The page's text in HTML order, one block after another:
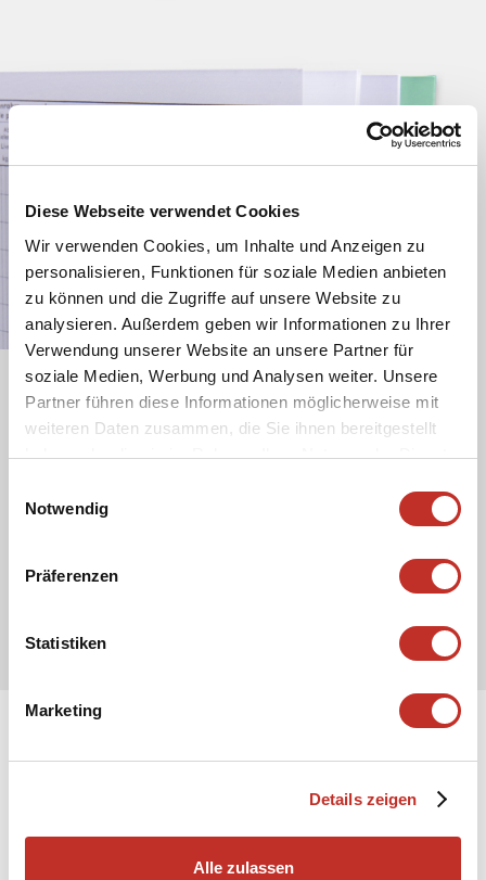
Diese Webseite verwendet Cookies
Wir verwenden Cookies, um Inhalte und Anzeigen zu
personalisieren, Funktionen für soziale Medien anbieten
zu können und die Zugriffe auf unsere Website zu
analysieren. Außerdem geben wir Informationen zu Ihrer
Verwendung unserer Website an unsere Partner für
soziale Medien, Werbung und Analysen weiter. Unsere
Partner führen diese Informationen möglicherweise mit
weiteren Daten zusammen, die Sie ihnen bereitgestellt
haben oder die sie im Rahmen Ihrer Nutzung der Dienste
Notwendig
Präferenzen
Statistiken
Marketing
Details zeigen
Alle zulassen